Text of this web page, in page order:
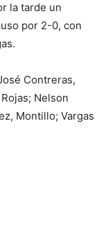
la tarde un
por 2-0, con
Contreras,
Nelson
Montillo; Vargas